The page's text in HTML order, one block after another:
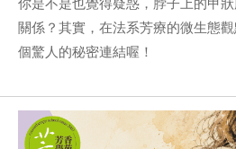
關係？其實，在法系芳療的微生態
個驚人的秘密連結喔！